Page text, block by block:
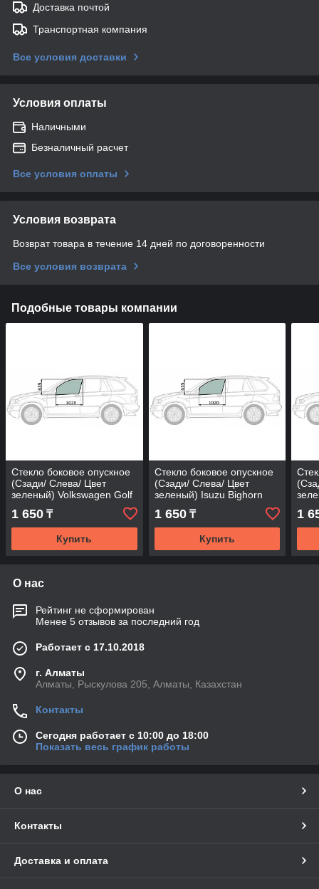
Доставка почтой
Транспортная компания
Все условия доставки
Условия оплаты
Наличными
Безналичный расчет
Все условия оплаты
Условия возврата
Возврат товара в течение 14 дней по договоренности
Все условия возврата
Подобные товары компании
Стекло боковое опускное
(Сзади/ Слева/ Цвет
зеленый) Volkswagen Golf
87-91 / Jetta 84-91
1 650 ₸
Купить
Стекло боковое опускное
(Сзади/ Слева/ Цвет
зеленый) Isuzu Bighorn
87-91 / Trooper 81-91
1 650₸
Купить
1
О нас
Рейтинг не сформирован
Менее 5 отзывов за последний год
Работает с 17.10.2018
г. Алматы
Алматы, Рыскулова 205, Алматы, Казахстан
Контакты
Сегодня работает с 10:00 до 18:00
Показать весь график работы
О нас
Контакты
Доставка и оплата